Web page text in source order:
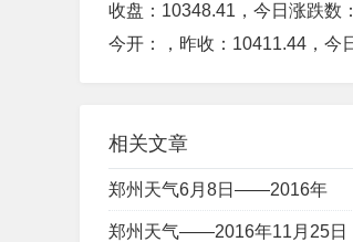
收盘：10348.41，今日涨跌数
今开：，昨收：10411.44，今
相关文章
郑州天气6月8日——2016年
郑州天气——2016年11月25日